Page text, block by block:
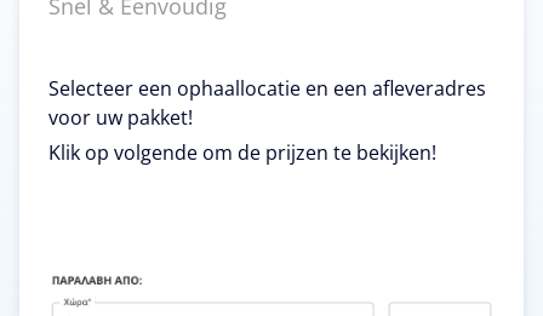
Selecteer een ophaallocatie en een afleveradres
voor uw pakket!
Klik op volgende om de prijzen te bekijken!